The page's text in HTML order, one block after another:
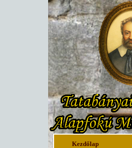
Kezdőlap